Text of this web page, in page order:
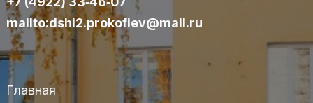
mailto:dshi2.prokofiev@mail.ru
Главная